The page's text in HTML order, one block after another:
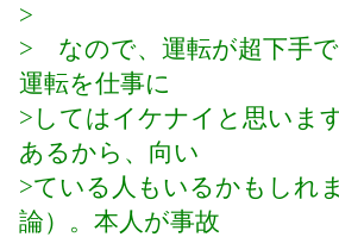
>
> なので、運転が超下手
運転を仕事に
>してはイケナイと思いま
あるから、向い
>ている人もいるかもしれ
論）。本人が事故